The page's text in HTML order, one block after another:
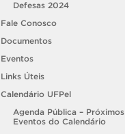
Defesas 2024
Fale Conosco
Documentos
Eventos
Links Úteis
Calendário UFPel
Agenda Pública – Próximos
Eventos do Calendário